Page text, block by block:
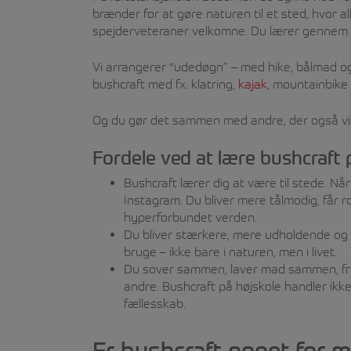
brænder for at gøre naturen til et sted, hvor
spejderveteraner velkomne. Du lærer gennem
Vi arrangerer “udedøgn” – med hike, bålmad
bushcraft med fx. klatring, kajak ,
Og du gør det sammen med andre, der også
Fordele ved at lære bushcraft
Bushcraft lærer dig at være til stede.
Instagram. Du bliver mere tålmodig, får
hyperforbundet verden.
Du bliver stærkere, mere udholdende
bruge – ikke bare i naturen, men i livet.
Du sover sammen, laver mad sammen,
andre. Bushcraft på højskole handler
fællesskab.